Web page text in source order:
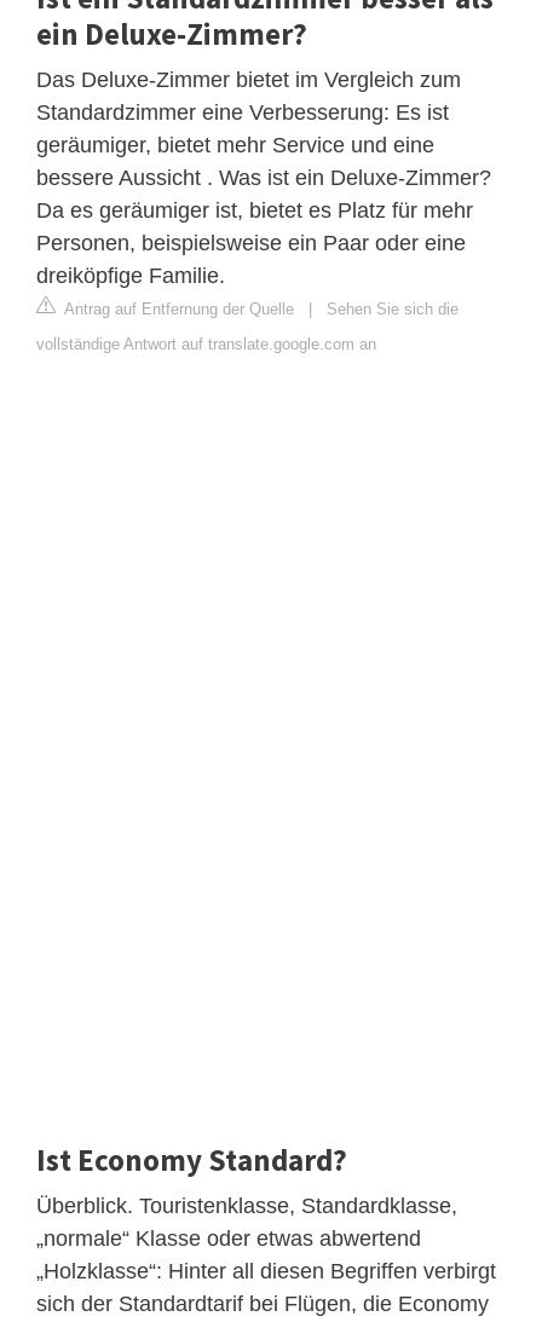
ein Deluxe-Zimmer?
Das Deluxe-Zimmer bietet im Vergleich zum
Standardzimmer eine Verbesserung: Es ist
geräumiger, bietet mehr Service und eine
bessere Aussicht . Was ist ein Deluxe-Zimmer?
Da es geräumiger ist, bietet es Platz für mehr
Personen, beispielsweise ein Paar oder eine
dreiköpfige Familie.
Antrag auf Entfernung der Quelle | Sehen Sie sich die
vollständige Antwort auf translate.google.com an
Ist Economy Standard?
Überblick. Touristenklasse, Standardklasse,
„normale“ Klasse oder etwas abwertend
„Holzklasse“: Hinter all diesen Begriffen verbirgt
sich der Standardtarif bei Flügen, die Economy